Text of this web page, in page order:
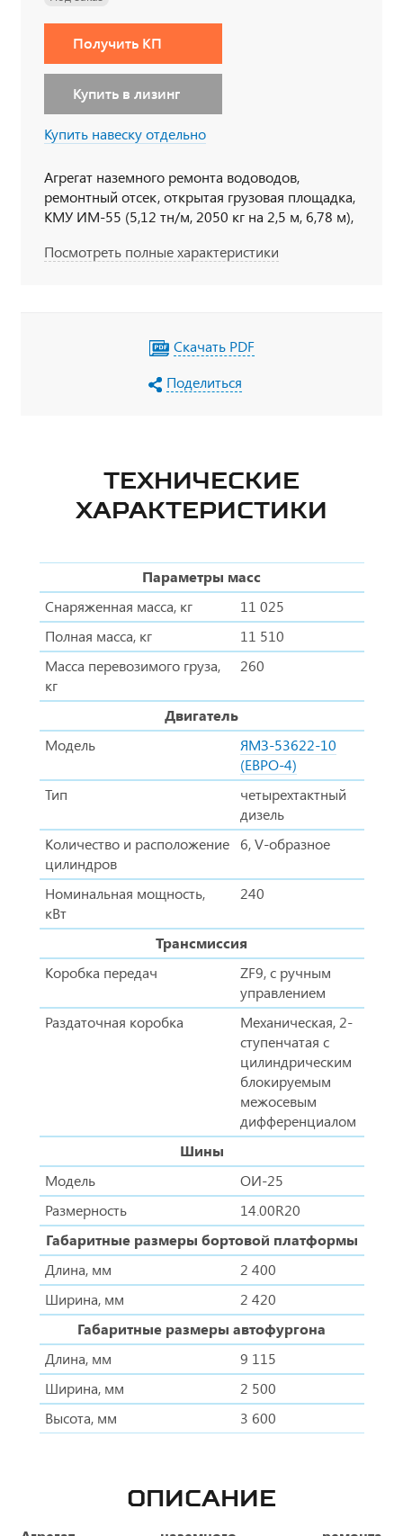
Получить КП
Купить в лизинг
Купить навеску отдельно
Агрегат наземного ремонта водоводов,
ремонтный отсек, открытая грузовая площадка,
КМУ ИМ-55 (5,12 тн/м, 2050 кг на 2,5 м, 6,78 м),
Посмотреть полные характеристики
Скачать PDF
Поделиться
ТЕХНИЧЕСКИЕ
ХАРАКТЕРИСТИКИ
Параметры масс
Снаряженная масса, кг
11 025
Полная масса, кг
11 510
Масса перевозимого груза,
кг
260
Двигатель
Модель
ЯМЗ-53622-10
(ЕВРО-4)
Тип
четырехтактный
дизель
Количество и расположение
цилиндров
6, V-образное
Номинальная мощность,
кВт
240
Трансмиссия
Коробка передач
ZF9, с ручным
управлением
Раздаточная коробка
Механическая, 2-
ступенчатая с
цилиндрическим
блокируемым
межосевым
дифференциалом
Шины
Модель
ОИ-25
Размерность
14.00R20
Габаритные размеры бортовой платформы
Длина, мм
2 400
Ширина, мм
2 420
Габаритные размеры автофургона
Длина, мм
9 115
Ширина, мм
2 500
Высота, мм
3 600
ОПИСАНИЕ